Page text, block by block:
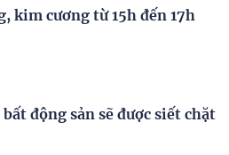
kim cương từ 15h đến 17h
động sản sẽ được siết chặt